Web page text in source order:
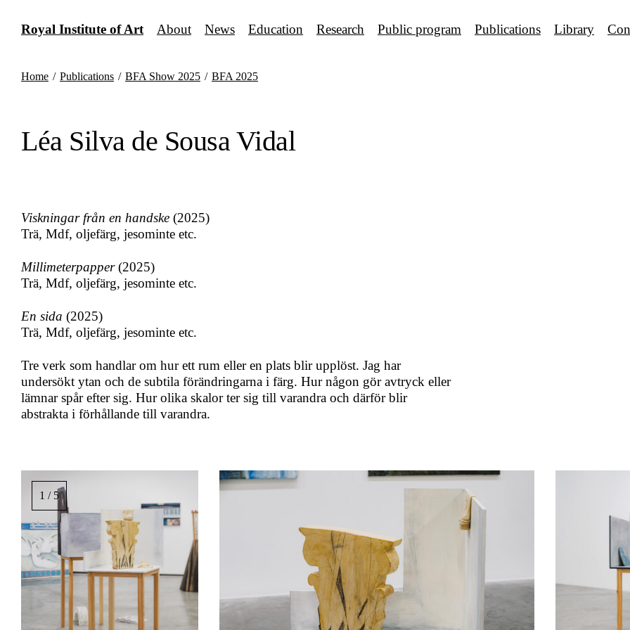
content
Royal Institute of Art About News Education Research Public program Publications Library
Home / Publications / BFA Show 2025 / BFA 2025
Léa Silva de Sousa Vidal
Viskningar från en handske (2025)
Trä, Mdf, oljefärg, jesominte etc.
Millimeterpapper(2025)
Trä, Mdf, oljefärg, jesominte etc.
En sida (2025)
Trä, Mdf, oljefärg, jesominte etc.
Tre verk som handlar om hur ett rum eller en plats blir upplöst. Jag har
undersökt ytan och de subtila förändringarna i färg. Hur någon gör avtryck eller
lämnar spår efter sig. Hur olika skalor ter sig till varandra och därför blir
abstrakta i förhållande till varandra.
Image
sideways
images.
1 / 5